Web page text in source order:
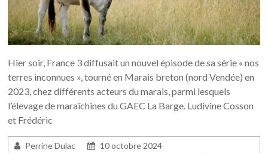
Hier soir, France 3 diffusait un nouvel épisode de sa série « nos
terres inconnues », tourné en Marais breton (nord Vendée) en
2023, chez différents acteurs du marais, parmi lesquels
l’élevage de maraîchines du GAEC La Barge. Ludivine Cosson
et Frédéric
Perrine Dulac
10 octobre 2024